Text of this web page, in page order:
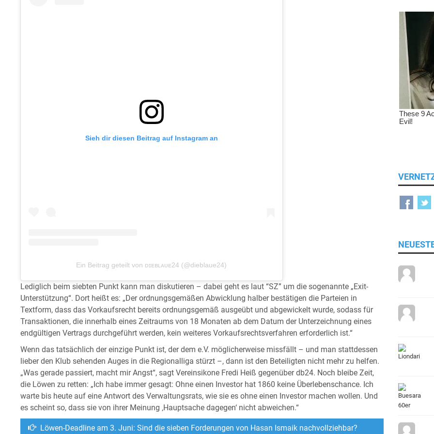
Sieh dir diesen Beitrag auf Instagram an
Ein Beitrag geteilt von ᴅɪᴇʙʟᴀᴜᴇ24 (@dieblaue24)
Lediglich beim siebten Punkt kann man diskutieren – dabei geht es laut “SZ” um die sogenannte „Exit-
Unterstützung“. Dort heißt es: „Der ordnungsgemäßen Abwicklung halber bestätigen die Parteien in
Textform, dass das Vorkaufsrecht bereits ordnungsgemäß ausgeübt und abgewickelt wurde, sodass für
Transaktionen, die innerhalb eines Zeitraums von 18 Monaten ab dem Datum der Unterzeichnung eines
endgültigen Vertrags durchgeführt werden, kein weiteres Vorkaufsrechtsverfahren erforderlich ist.“
Wenn das tatsächlich der einzige Punkt ist, der dem e.V. möglicherweise missfällt – und man stattdessen
lieber den Klub sehenden Auges in die Regionalliga stürzt –, dann ist den Beteiligten nicht mehr zu helfen.
„Was gerade passiert, macht mir Angst“, sagt Vereinsikone Fredi Heiß gegenüber db24. Noch bleibe Zeit,
die Löwen zu retten: „Ich habe immer gesagt: Ohne einen Investor hat 1860 keine Überlebenschance. Ich
warte bis heute auf eine Antwort des Verwaltungsrats, wie sie es ohne einen Investor machen wollen. Und
es scheint so, dass sie von ihrer Meinung ‚Hauptsache dagegen‘ nicht abweichen.“
Löwen-Deadline am 3. Juni: Sind die sieben Forderungen von Hasan Ismaik nachvollziehbar?